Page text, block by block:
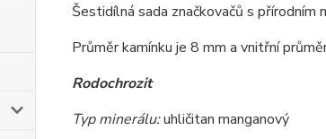
Šestidílná sada značkovačů s
Průměr kamínku je 8 mm a vnitřní
Rodochrozit
Typ minerálu:uhličitan manganový